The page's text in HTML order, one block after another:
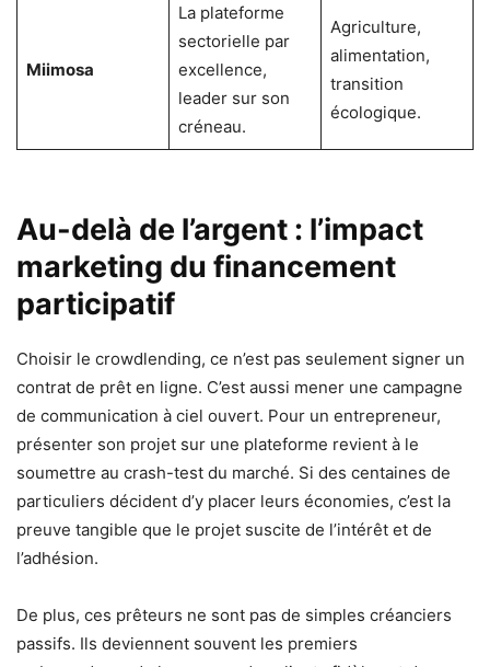
Miimosa
La plateforme
sectorielle par
excellence,
leader sur son
créneau.
Agriculture,
alimentation,
transition
écologique.
Au-delà de l’argent : l’impact
marketing du financement
participatif
Choisir le crowdlending, ce n’est pas seulement signer un
contrat de prêt en ligne. C’est aussi mener une campagne
de communication à ciel ouvert. Pour un entrepreneur,
présenter son projet sur une plateforme revient à le
soumettre au crash-test du marché. Si des centaines de
particuliers décident d’y placer leurs économies, c’est la
preuve tangible que le projet suscite de l’intérêt et de
l’adhésion.
De plus, ces prêteurs ne sont pas de simples créanciers
passifs. Ils deviennent souvent les premiers